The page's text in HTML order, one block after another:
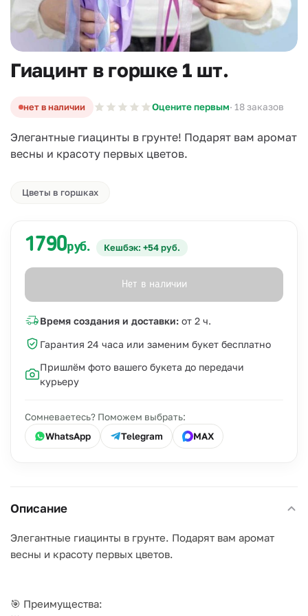
Гиацинт в горшке 1 шт.
нет в наличии Оцените первым· 18 заказов
Элегантные гиацинты в грунте! Подарят вам аромат
весны и красоту первых цветов.
Цветы в горшках
1790руб. Кешбэк: +54 руб.
Нет в наличии
Время создания и доставки: от 2 ч.
Гарантия 24 часа или заменим букет бесплатно
Пришлём фото вашего букета до передачи
курьеру
Сомневаетесь? Поможем выбрать:
WhatsApp
Telegram MAX
Описание
Элегантные гиацинты в грунте. Подарят вам аромат
весны и красоту первых цветов.
🎯 Преимущества: